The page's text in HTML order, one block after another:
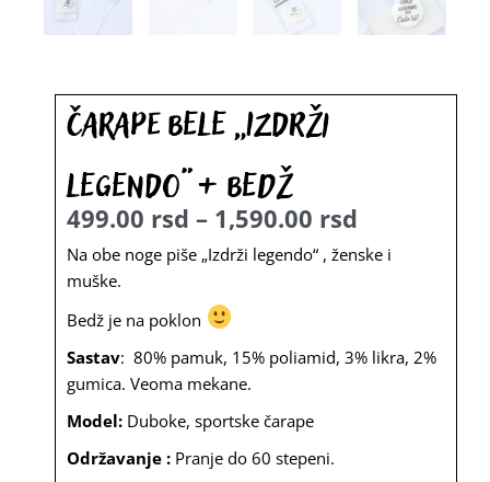
Čarape bele „Izdrži
legendo“ + bedž
499.00 rsd – 1,590.00 rsd
Raspon
499.00
Na obe noge piše „Izdrži legendo“ , ženske i
muške.
Bedž je na poklon
Sastav: 80% pamuk, 15% poliamid, 3% likra, 2%
gumica. Veoma mekane.
Model: Duboke, sportske čarape
Održavanje : Pranje do 60 stepeni.